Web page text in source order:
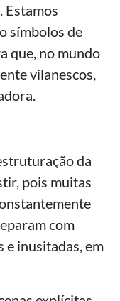
Estamos
símbolos de
que, no mundo
vilanescos,
da
pois muitas
com
e inusitadas, em